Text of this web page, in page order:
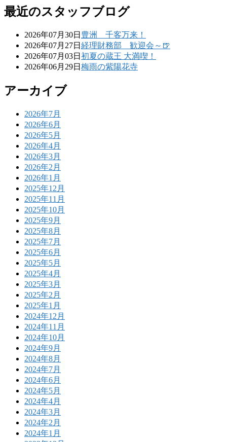
最近のスタッフブログ
2026年07月30日 豊洲 千客万来！
2026年07月27日 経理財務部 歓迎会～🍺
2026年07月03日 初夏の蔵王 大満喫！
2026年06月29日 梅雨の紫陽花寺
アーカイブ
2026年7月
2026年6月
2026年5月
2026年4月
2026年3月
2026年2月
2026年1月
2025年12月
2025年11月
2025年10月
2025年9月
2025年8月
2025年7月
2025年6月
2025年5月
2025年4月
2025年3月
2025年2月
2025年1月
2024年12月
2024年11月
2024年10月
2024年9月
2024年8月
2024年7月
2024年6月
2024年5月
2024年4月
2024年3月
2024年2月
2024年1月